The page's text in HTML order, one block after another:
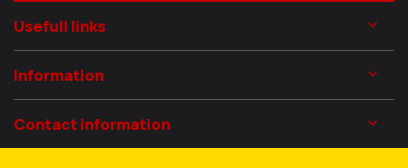
Usefull links
Information
Contact information